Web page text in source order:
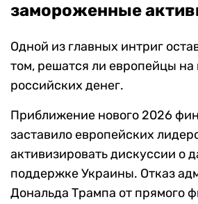
замороженные
Одной из главных интриг
том, решатся ли европейцы
российских денег.
Приближение нового 2026
заставило европейских
активизировать дискуссии о
поддержке Украины. Отказ
Дональда Трампа от прямого